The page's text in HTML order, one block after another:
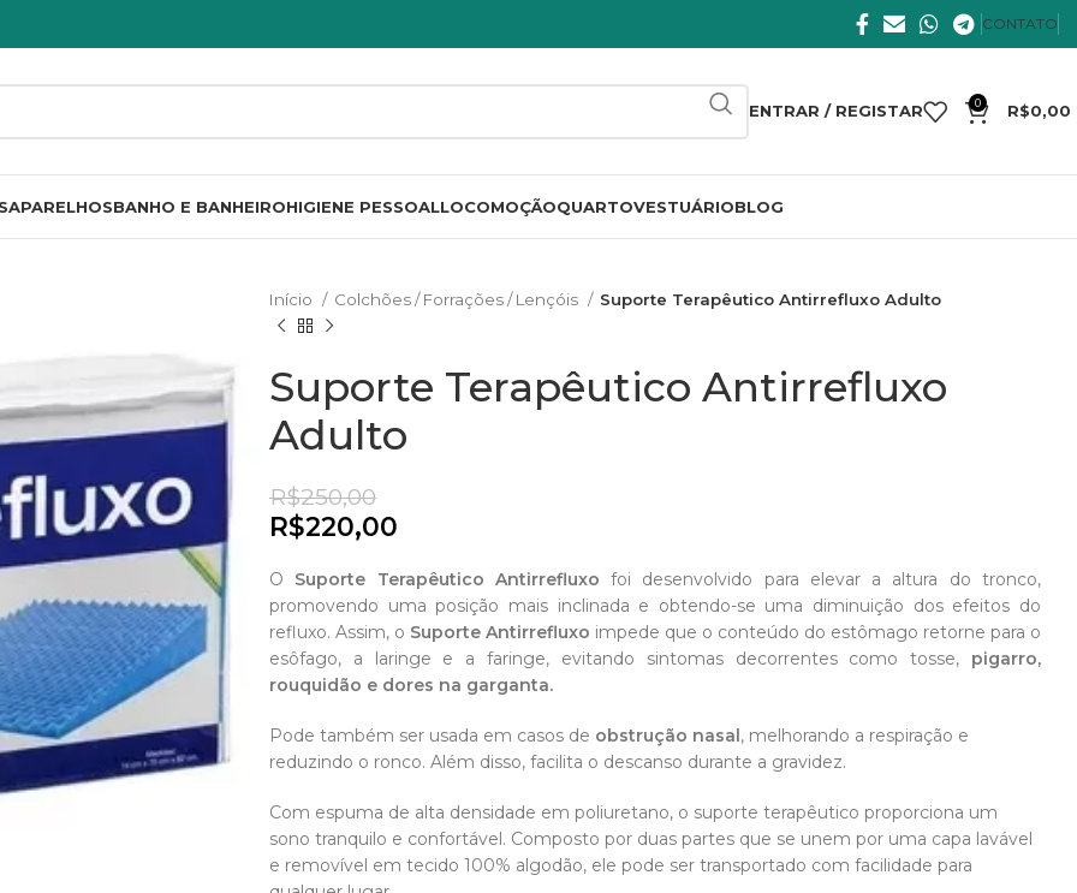
CONTATO
ENTRAR / REGISTAR 0 R$0,00
APARELHOSBANHO E BANHEIROHIGIENE PESSOALLOCOMOÇÃOQUARTOVESTUÁRIOBLOG
Início Colchões / Forrações / Lençóis Suporte Terapêutico Antirrefluxo Adulto
R$
R$
R$
Suporte Terapêutico Antirrefluxo
Adulto
R$250,00
R$220,00
O Suporte Terapêutico Antirrefluxo foi desenvolvido para elevar a altura do tronco,
promovendo uma posição mais inclinada e obtendo-se uma diminuição dos efeitos do
refluxo. Assim, o Suporte Antirrefluxo impede que o conteúdo do estômago retorne para o
esôfago, a laringe e a faringe, evitando sintomas decorrentes como tosse, pigarro,
rouquidão e dores na garganta.
Pode também ser usada em casos de obstrução nasal, melhorando a respiração e
reduzindo o ronco. Além disso, facilita o descanso durante a gravidez.
Com espuma de alta densidade em poliuretano, o suporte terapêutico proporciona um
sono tranquilo e confortável. Composto por duas partes que se unem por uma capa lavável
e removível em tecido 100% algodão, ele pode ser transportado com facilidade para